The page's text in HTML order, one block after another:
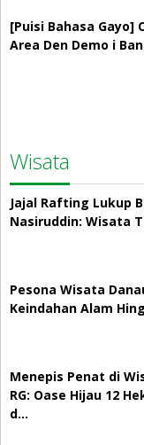
[Puisi Bahasa Gayo]
Area Den Demo i
Wisata
Jajal Rafting Lukup
Nasiruddin: Wisata
Pesona Wisata
Keindahan Alam
Menepis Penat di
RG: Oase Hijau 12
d…